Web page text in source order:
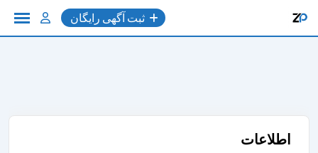
محتوا
ثبت آگهی رایگان
اطلاعات